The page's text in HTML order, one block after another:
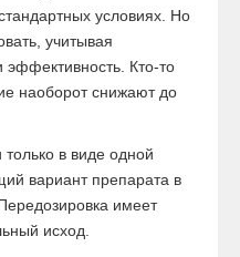
условиях. Но
учитывая
эффективность. Кто-то
наоборот снижают до
в виде одной
вариант препарата в
имеет
исход.